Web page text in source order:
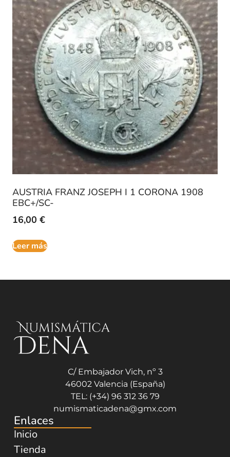
AUSTRIA FRANZ JOSEPH I 1 CORONA 1908
EBC+/SC-
16,00 €
Leer más
C/ Embajador Vich, nº 3
46002 Valencia (España)
TEL: (+34) 96 312 36 79
numismaticadena@gmx.com
Enlaces
Inicio
Tienda